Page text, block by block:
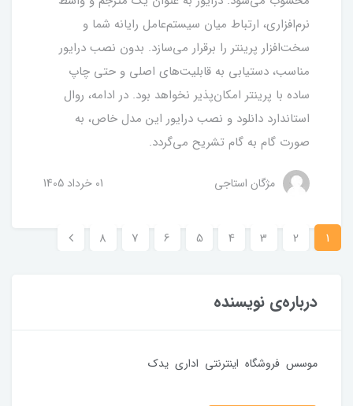
نرم‌افزاری، ارتباط میان سیستم‌عامل رایانه شما و
سخت‌افزار پرینتر را برقرار می‌سازد. بدون نصب درایور
مناسب، دستیابی به قابلیت‌های اصلی و حتی چاپ
ساده با پرینتر امکان‌پذیر نخواهد بود. در ادامه، روال
استاندارد دانلود و نصب درایور این مدل خاص، به
صورت گام به گام تشریح می‌گردد.
مژگان استاجی 01 خرداد 1405
1
2
3
4
5
6
7
8
درباره‌ی نویسنده
موسس فروشگاه اینترنتی اداری یدک